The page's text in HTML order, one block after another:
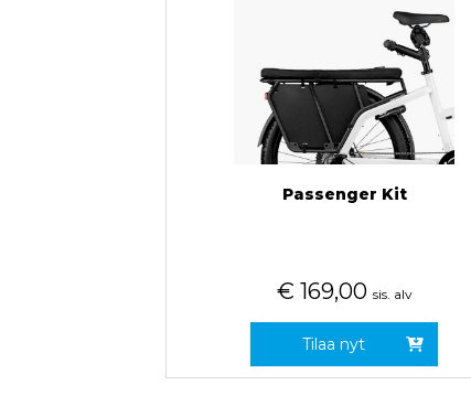
Passenger Kit
€ 169,00 sis. alv
Tilaa nyt